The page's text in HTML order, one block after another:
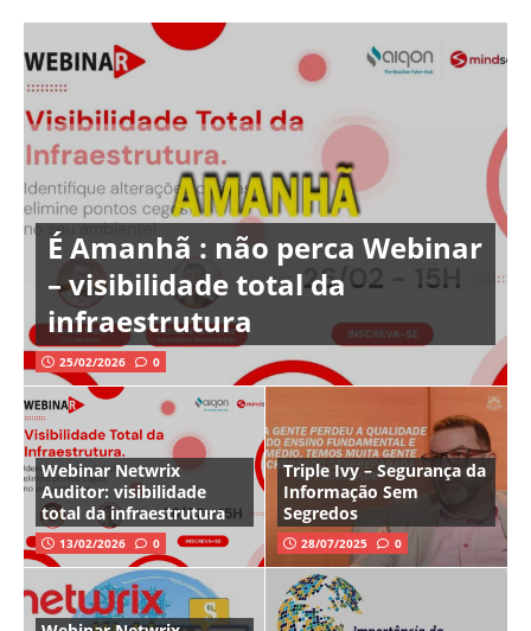
É Amanhã : não perca Webinar
– visibilidade total da
infraestrutura
25/02/2026 0
Webinar Netwrix
Auditor: visibilidade
total da infraestrutura
13/02/2026 0
Triple Ivy – Segurança da
Informação Sem
Segredos
28/07/2025 0